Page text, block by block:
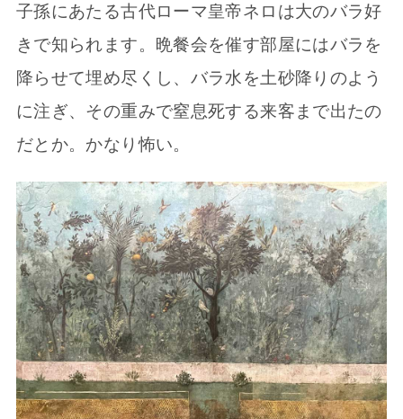
子孫にあたる古代ローマ皇帝ネロは大のバラ好
きで知られます。晩餐会を催す部屋にはバラを
降らせて埋め尽くし、バラ水を土砂降りのよう
に注ぎ、その重みで窒息死する来客まで出たの
だとか。かなり怖い。